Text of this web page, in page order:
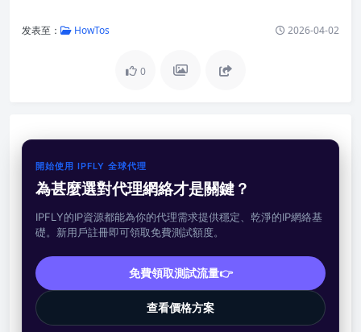
发表至： HowTos 2026-04-02
0
開始使用 IPFLY 全球代理
為甚麼選對代理網絡才是關鍵？
IPFLY的IP資源都能為你的代理需求提供穩定、乾淨的IP網絡基
礎。新用戶註冊即可領取免費測試額度。
免費領取測試流量👉
查看價格方案